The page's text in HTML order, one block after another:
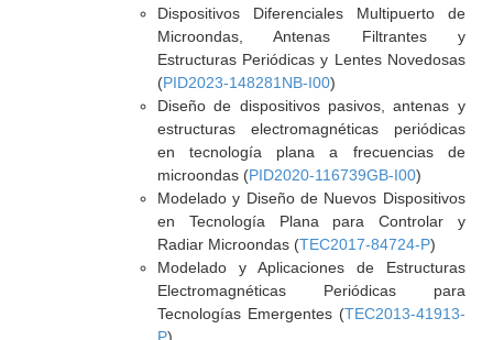
Dispositivos Diferenciales Multipuerto de
Microondas, Antenas Filtrantes y
Estructuras Periódicas y Lentes Novedosas
(PID2023-148281NB-I00)
Diseño de dispositivos pasivos, antenas y
estructuras electromagnéticas periódicas
en tecnología plana a frecuencias de
microondas (PID2020-116739GB-I00)
Modelado y Diseño de Nuevos Dispositivos
en Tecnología Plana para Controlar y
Radiar Microondas (TEC2017-84724-P)
Modelado y Aplicaciones de Estructuras
Electromagnéticas Periódicas para
Tecnologías Emergentes (TEC2013-41913-